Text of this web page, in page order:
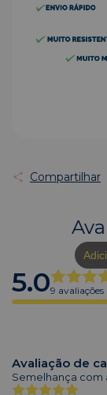
Compartilhar
5.09 avaliações
Avaliação de
Semelhança com